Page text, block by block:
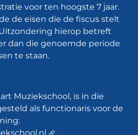
voor ten hoogste 7 jaar.
de eisen die de fiscus stelt
hierop betreft
dan die genoemde periode
te staan.
Muziekschool, is in die
als functionaris voor de
.